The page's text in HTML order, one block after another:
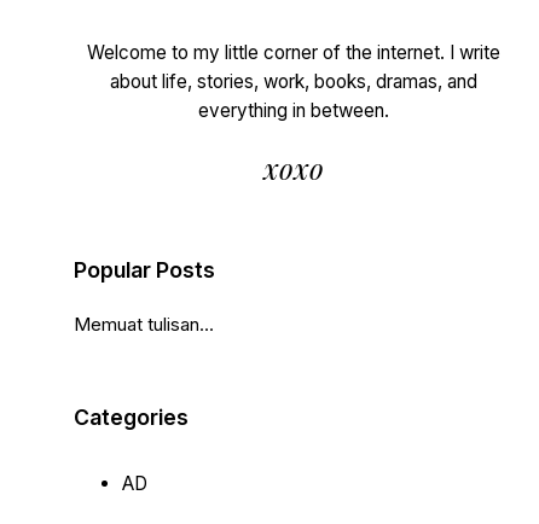
Welcome to my little corner of the internet. I write
about life, stories, work, books, dramas, and
everything in between.
xoxo
Popular Posts
Memuat tulisan...
Categories
AD